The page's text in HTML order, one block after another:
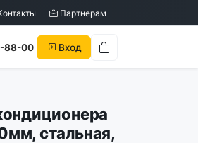
Партнерам
88-00 Вход
стальная,